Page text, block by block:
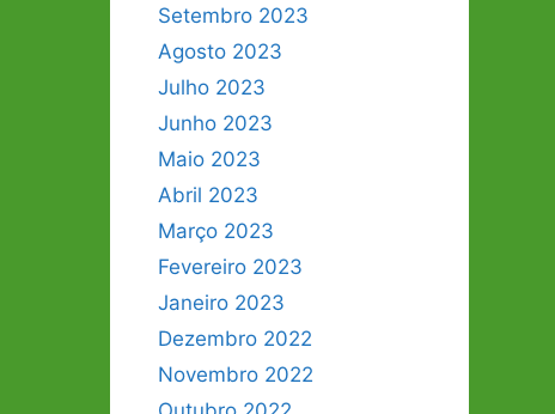
Setembro 2023
Agosto 2023
Julho 2023
Junho 2023
Maio 2023
Abril 2023
Março 2023
Fevereiro 2023
Janeiro 2023
Dezembro 2022
Novembro 2022